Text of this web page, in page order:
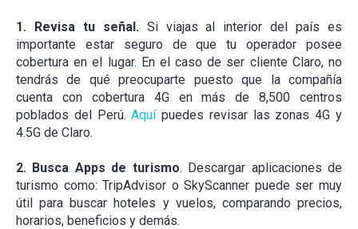
1. Revisa tu señal. Si viajas al interior del país es
importante estar seguro de que tu operador posee
cobertura en el lugar. En el caso de ser cliente Claro, no
tendrás de qué preocuparte puesto que la compañía
cuenta con cobertura 4G en más de 8,500 centros
poblados del Perú.Aquípuedes revisar las zonas 4G y
4.5G de Claro.
2. Busca Apps de turismo. Descargar aplicaciones de
turismo como: TripAdvisor o SkyScanner puede ser muy
útil para buscar hoteles y vuelos, comparando precios,
horarios, beneficios y demás.